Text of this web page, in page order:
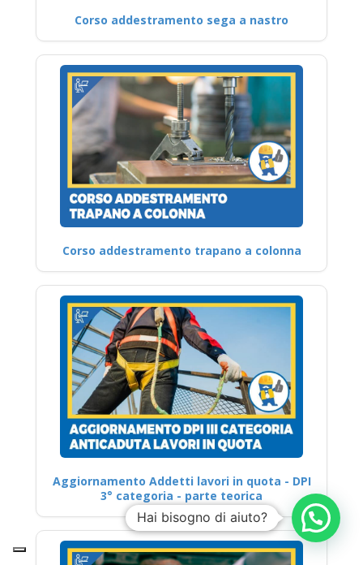
Corso addestramento sega a nastro
Corso addestramento trapano a colonna
Aggiornamento Addetti lavori in quota - DPI
3° categoria - parte teorica
Hai bisogno di aiuto?